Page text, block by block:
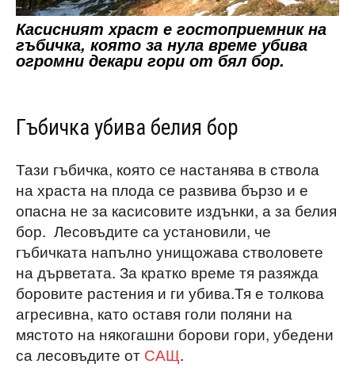
Касисният храст е гостоприемник на
гъбичка, която за нула време убива
огромни декари гори от бял бор.
Гъбичка убива белия бор
Тази гъбичка, която се настанява в ствола
на храста на плода се развива бързо и е
опасна не за касисовите издънки, а за белия
бор. Лесовъдите са установили, че
гъбичката напълно унищожава стволовете
на дърветата. За кратко време тя разяжда
боровите растения и ги убива.Тя е толкова
агресивна, като оставя голи поляни на
мястото на някогашни борови гори, убедени
са лесовъдите от САЩ.